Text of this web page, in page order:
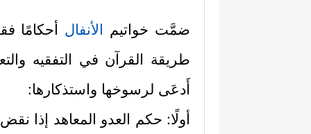
ضمَّت خواتيم الأنفال أحكامًا
طريقة القرآن في التفقيه
أَدعَى لرسوخها واستذكارها:
أولًا: حكم العدو المعاهد إذا